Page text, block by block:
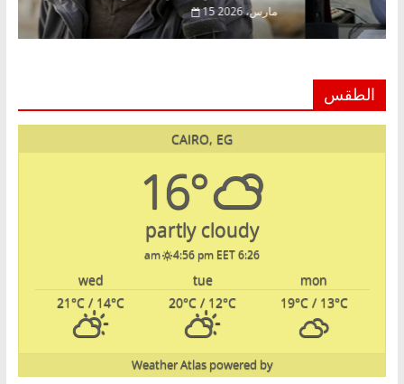
15 مارس، 2026
الطقس
CAIRO, EG
16°
partly cloudy
6:26 am
4:56 pm EET
mon
tue
wed
19°C/ 13°C
20°C / 12°C
21°C / 14°C
powered by
Weather Atlas